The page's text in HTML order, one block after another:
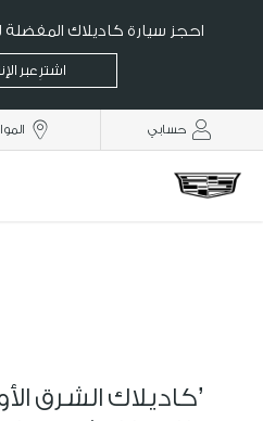
احجز سيارة كاديلاك المفضلة لديك
اشترِ عبر
حسابي
’كاديلاك الشرق